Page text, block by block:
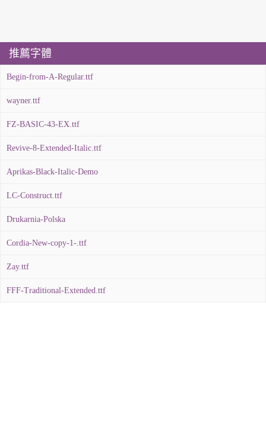
推薦字體
Begin-from-A-Regular.ttf
wayner.ttf
FZ-BASIC-43-EX.ttf
Revive-8-Extended-Italic.ttf
Aprikas-Black-Italic-Demo
LC-Construct.ttf
Drukarnia-Polska
Cordia-New-copy-1-.ttf
Zay.ttf
FFF-Traditional-Extended.ttf